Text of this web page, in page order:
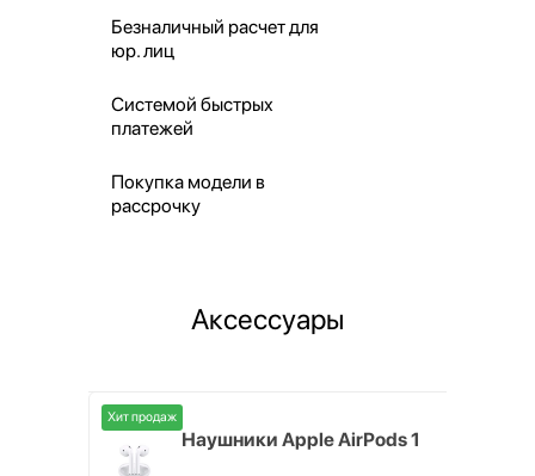
Безналичный расчет для
юр. лиц
Системой быстрых
платежей
Покупка модели в
рассрочку
Аксессуары
Хит продаж
Наушники Apple AirPods 1